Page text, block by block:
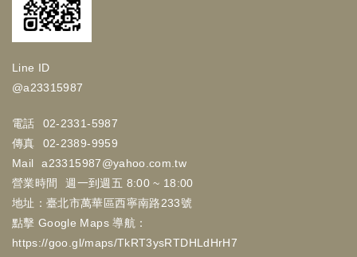
Line ID
@a23315987
電話
02-2331-5987
傳真
02-2389-9959
Mail
a23315987@yahoo.com.tw
營業時間
週一到週五 8:00 ~ 18:00
地址：臺北市萬華區西寧南路233號
點擊 Google Maps 導航：
https://goo.gl/maps/TkRT3ysRTDHLdHrH7